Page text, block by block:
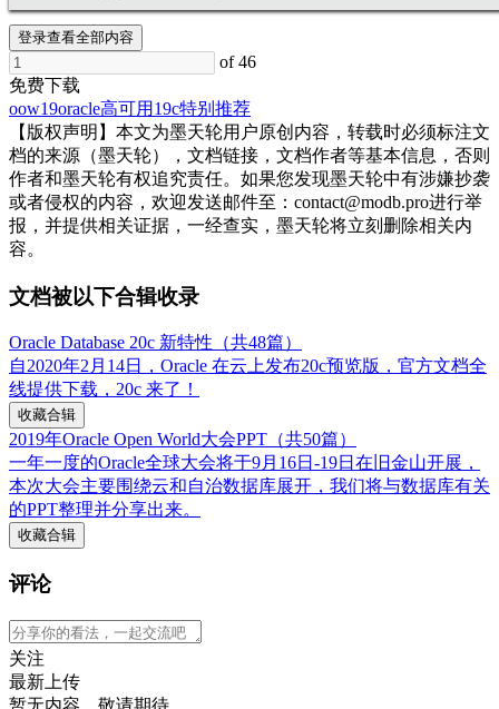
登录查看全部内容
of 46
免费下载
oow19oracle高可用 19c特别推荐
【版权声明】本文为墨天轮用户原创内容，转载时必须标注文
档的来源（墨天轮），文档链接，文档作者等基本信息，否则
作者和墨天轮有权追究责任。如果您发现墨天轮中有涉嫌抄袭
或者侵权的内容，欢迎发送邮件至：contact@modb.pro进行举
报，并提供相关证据，一经查实，墨天轮将立刻删除相关内
容。
文档被以下合辑收录
Oracle Database 20c 新特性（共48篇）
自2020年2月14日，Oracle 在云上发布20c预览版，官方文档全
线提供下载，20c 来了！
收藏合辑
2019年Oracle Open World大会PPT（共50篇）
一年一度的Oracle全球大会将于9月16日-19日在旧金山开展，
本次大会主要围绕云和自治数据库展开，我们将与数据库有关
的PPT整理并分享出来。
收藏合辑
评论
关注
最新上传
暂无内容，敬请期待...